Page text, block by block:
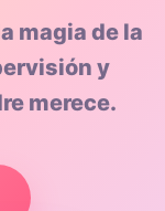
magia de la
y
merece.